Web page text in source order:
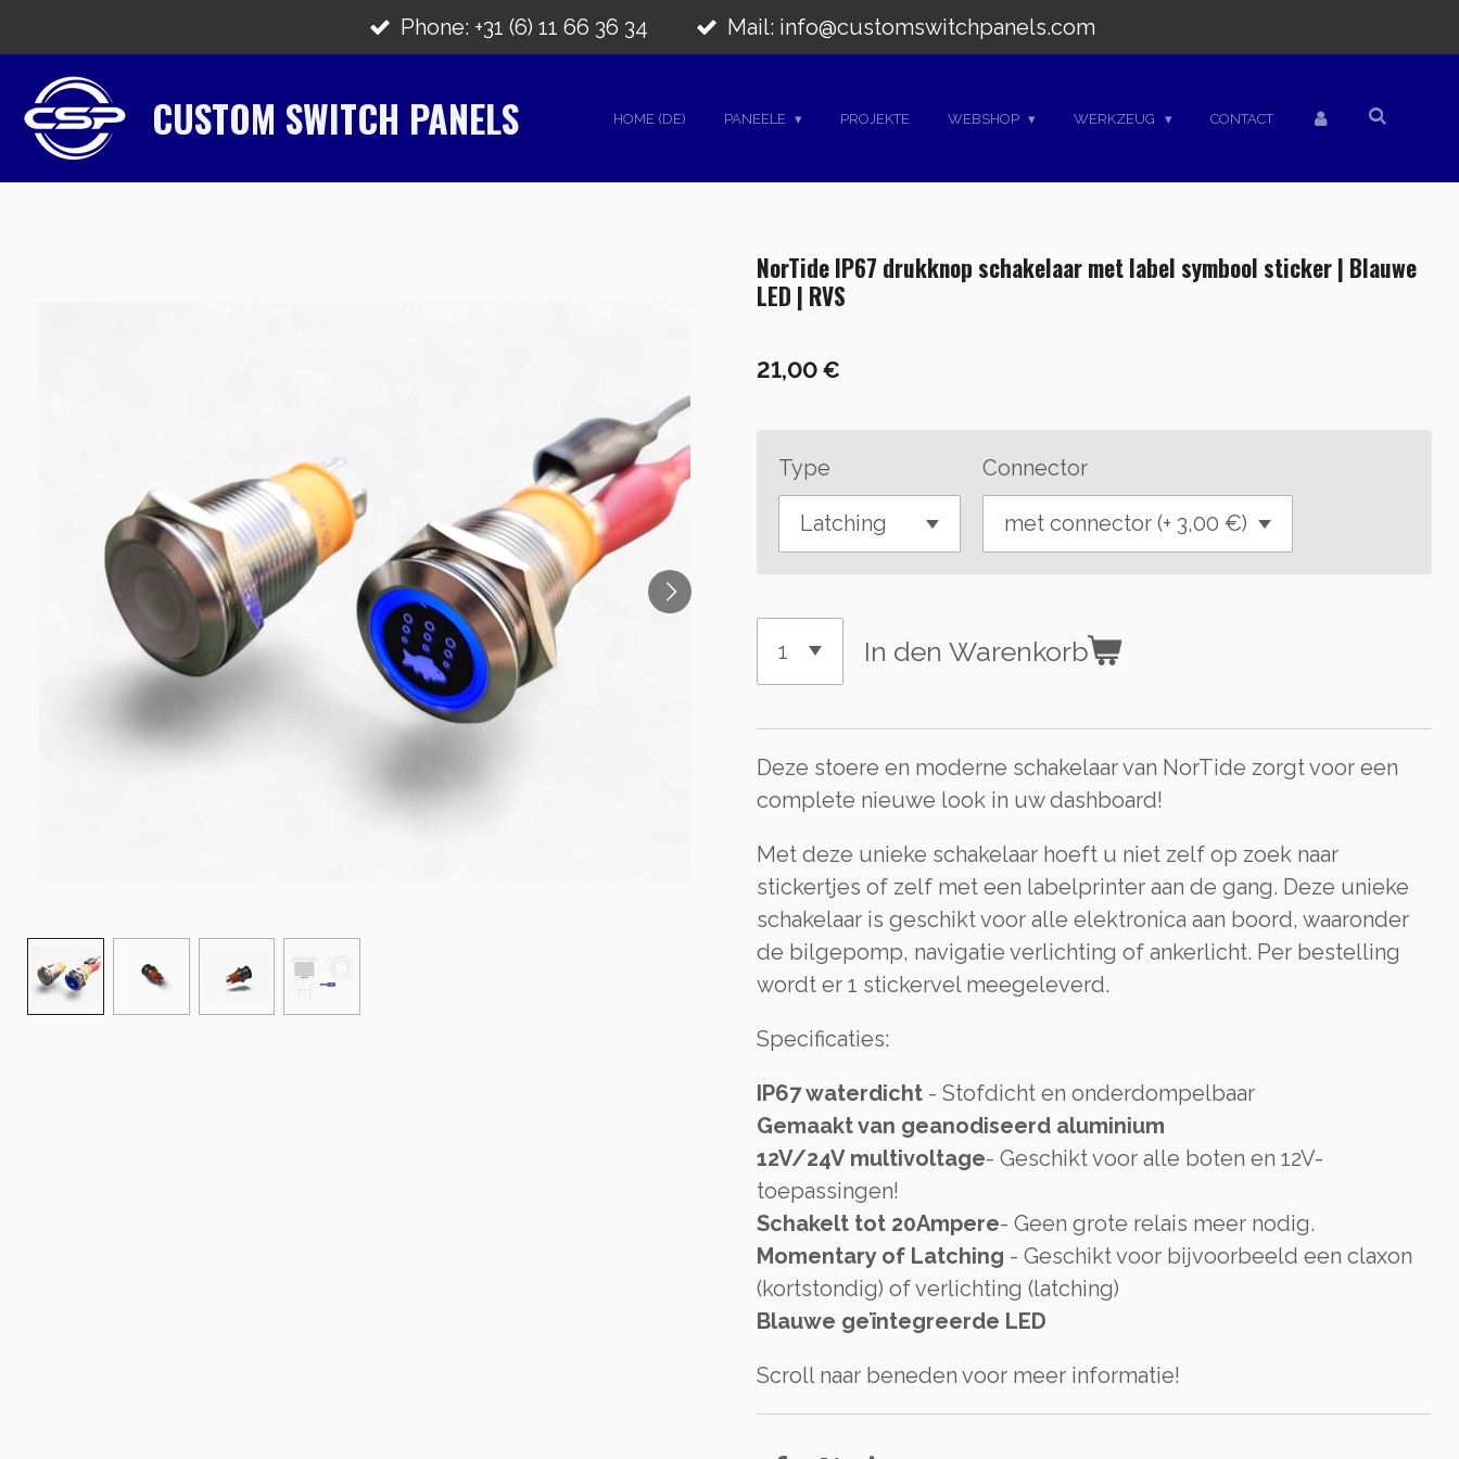
Hauptinhalt
springen
Phone: +31 (6) 11 66 36 34 Mail: info@customswitchpanels.com
CUSTOM SWITCH PANELS HOME (DE) PANEELE PROJEKTE WEBSHOP WERKZEUG CONTACT
NorTide IP67 drukknop schakelaar met label symbool sticker | Blauwe
LED | RVS
21,00 €
Type Connector
In den Warenkorb
Deze stoere en moderne schakelaar van NorTide zorgt voor een
complete nieuwe look in uw dashboard!
Met deze unieke schakelaar hoeft u niet zelf op zoek naar
stickertjes of zelf met een labelprinter aan de gang. Deze unieke
schakelaar is geschikt voor alle elektronica aan boord, waaronder
de bilgepomp, navigatie verlichting of ankerlicht. Per bestelling
wordt er 1 stickervel meegeleverd.
Specificaties:
IP67 waterdicht - Stofdicht en onderdompelbaar
Gemaakt van geanodiseerd aluminium
12V/24V multivoltage- Geschikt voor alle boten en 12V-
toepassingen!
Schakelt tot 20Ampere- Geen grote relais meer nodig.
Momentary of Latching - Geschikt voor bijvoorbeeld een claxon
(kortstondig) of verlichting (latching)
Blauwe geïntegreerde LED
Scroll naar beneden voor meer informatie!